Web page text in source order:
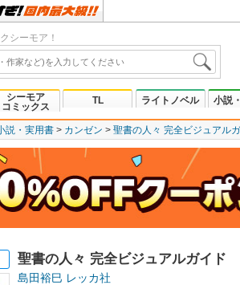
シーモア！
シーモア
コミックス
TL ライトノベル 小説
説・実用書 カンゼン 聖書の人々 完全ビジュアル
聖書の人々 完全ビジュアルガイド
島田裕巳 レッカ社